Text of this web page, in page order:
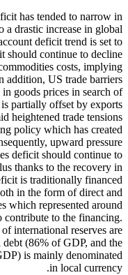
has tended to narrow in
a drastic increase in global
deficit trend is set to
should continue to decline
costs, implying
addition, US trade barriers
goods prices in search of
partially offset by exports
heightened trade tensions
policy which has created
upward pressure
deficit should continue to
thanks to the recovery in
is traditionally financed
in the form of direct and
which represented around
to the financing.
international reserves are
debt (86% of GDP, and the
is mainly denominated
in local currency.